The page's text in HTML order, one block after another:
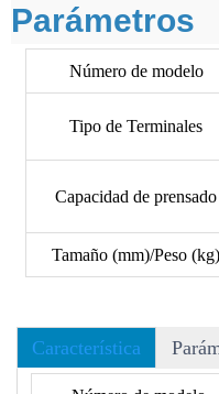
Parámetros
Número de modelo
Tipo de Terminales
Capacidad de prensado
Tamaño (mm)/Peso (kg)
Característica
• Hay más de 40 matrices